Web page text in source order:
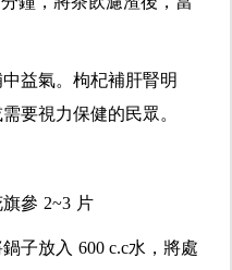
益氣。枸杞補肝腎明
要視力保健的民眾。
參 2~3 片
子放入 600 c.c水，將處